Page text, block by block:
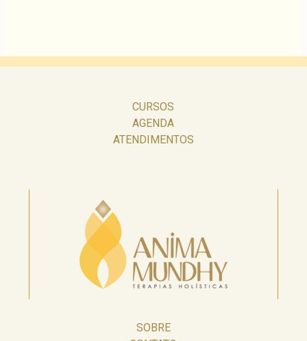
CURSOS
AGENDA
ATENDIMENTOS
SOBRE